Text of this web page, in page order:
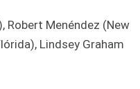
Robert Menéndez (New
Lindsey Graham